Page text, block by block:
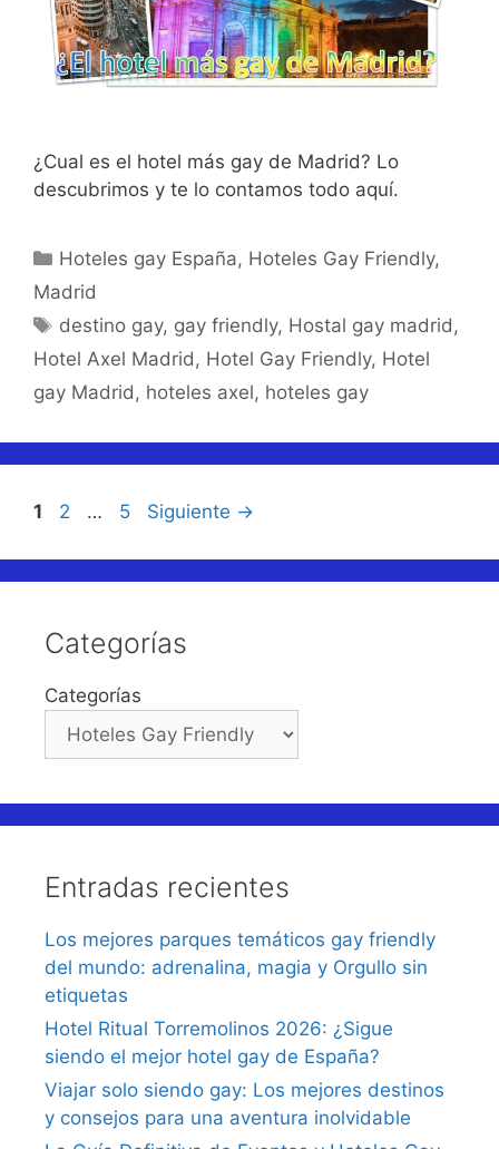
¿Cual es el hotel más gay de Madrid? Lo
descubrimos y te lo contamos todo aquí.
Categorías
Hoteles gay España, Hoteles Gay Friendly,
Madrid
Etiquetas
destino gay, gay friendly, Hostal gay madrid,
Hotel Axel Madrid, Hotel Gay Friendly, Hotel
gay Madrid, hoteles axel, hoteles gay
Página
1 Página
2 … Página
5 Siguiente →
Categorías
Categorías
Entradas recientes
Los mejores parques temáticos gay friendly
del mundo: adrenalina, magia y Orgullo sin
etiquetas
Hotel Ritual Torremolinos 2026: ¿Sigue
siendo el mejor hotel gay de España?
Viajar solo siendo gay: Los mejores destinos
y consejos para una aventura inolvidable